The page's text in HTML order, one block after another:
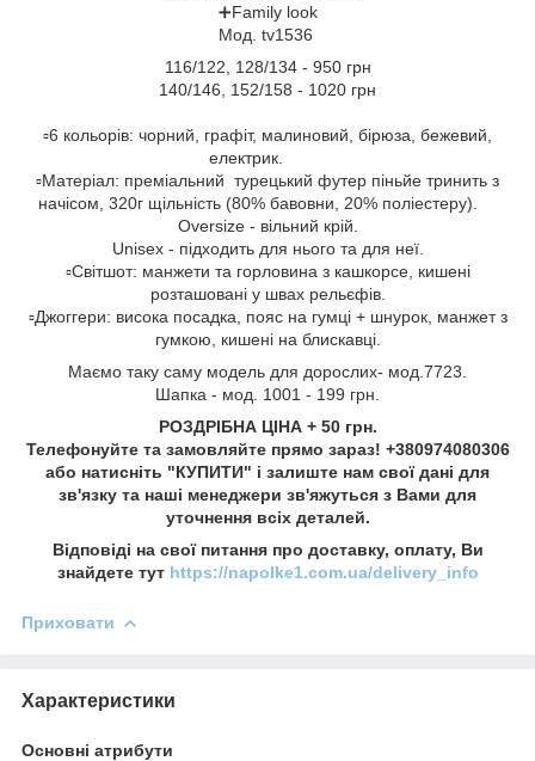
➕Family look
Мод. tv1536
116/122, 128/134 - 950 грн
140/146, 152/158 - 1020 грн
▫️6 кольорів: чорний, графіт, малиновий, бірюза, бежевий,
електрик.
▫️Матеріал: преміальний турецький футер піньйе тринить з
начісом, 320г щільність (80% бавовни, 20% поліестеру).
Оversize - вільний крій.
Unisex - підходить для нього та для неї.
▫️Світшот: манжети та горловина з кашкорсе, кишені
розташовані у швах рельєфів.
▫️Джоггери: висока посадка, пояс на гумці + шнурок, манжет з
гумкою, кишені на блискавці.
Маємо таку саму модель для дорослих- мод.7723.
Шапка - мод. 1001 - 199 грн.
РОЗДРІБНА ЦІНА + 50 грн.
Телефонуйте та замовляйте прямо зараз! +380974080306
або натисніть "КУПИТИ" і залиште нам свої дані для
зв'язку та наші менеджери зв'яжуться з Вами для
уточнення всіх деталей.
Відповіді на свої питання про доставку, оплату, Ви
знайдете тут https://napolke1.com.ua/delivery_info
Приховати
Характеристики
Основні атрибути